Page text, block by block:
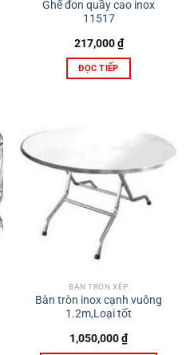
Ghế đon quầy cao inox
11517
217,000₫
ĐỌC TIẾP
BÀN TRÒN XẾP
Bàn tròn inox cạnh vuông
1.2m,Loại tốt
1,050,000₫